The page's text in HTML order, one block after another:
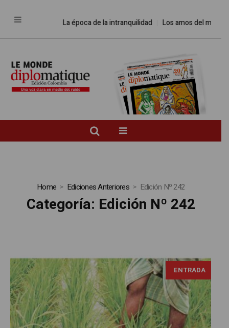
La época de la intranquilidad Los amos del mundo
Home Ediciones Anteriores Edición Nº 242
Categoría: Edición Nº 242
ENTRADA